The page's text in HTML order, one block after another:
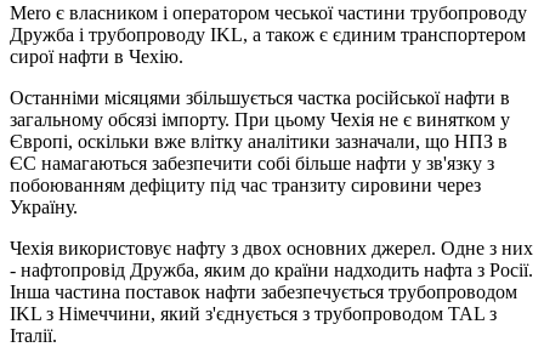
Mero є власником і оператором чеської частини трубопроводу
Дружба і трубопроводу IKL, а також є єдиним транспортером
сирої нафти в Чехію.
Останніми місяцями збільшується частка російської нафти в
загальному обсязі імпорту. При цьому Чехія не є винятком у
Європі, оскільки вже влітку аналітики зазначали, що НПЗ в
ЄС намагаються забезпечити собі більше нафти у зв'язку з
побоюванням дефіциту під час транзиту сировини через
Україну.
Чехія використовує нафту з двох основних джерел. Одне з них
- нафтопровід Дружба, яким до країни надходить нафта з Росії.
Інша частина поставок нафти забезпечується трубопроводом
IKL з Німеччини, який з'єднується з трубопроводом TAL з
Італії.